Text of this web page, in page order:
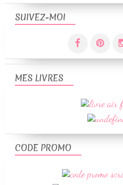
SUIVEZ-MOI
MES LIVRES
CODE PROMO